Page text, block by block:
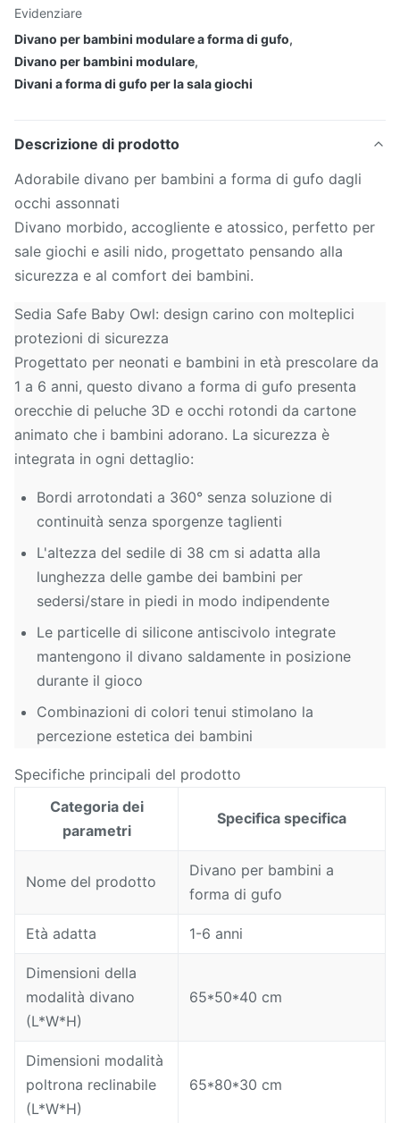
Evidenziare
Divano per bambini modulare a forma di gufo,
Divano per bambini modulare,
Divani a forma di gufo per la sala giochi
Descrizione di prodotto
Adorabile divano per bambini a forma di gufo dagli
occhi assonnati
Divano morbido, accogliente e atossico, perfetto per
sale giochi e asili nido, progettato pensando alla
sicurezza e al comfort dei bambini.
Sedia Safe Baby Owl: design carino con molteplici
protezioni di sicurezza
Progettato per neonati e bambini in età prescolare da
1 a 6 anni, questo divano a forma di gufo presenta
orecchie di peluche 3D e occhi rotondi da cartone
animato che i bambini adorano. La sicurezza è
integrata in ogni dettaglio:
Bordi arrotondati a 360° senza soluzione di
continuità senza sporgenze taglienti
L'altezza del sedile di 38 cm si adatta alla
lunghezza delle gambe dei bambini per
sedersi/stare in piedi in modo indipendente
Le particelle di silicone antiscivolo integrate
mantengono il divano saldamente in posizione
durante il gioco
Combinazioni di colori tenui stimolano la
percezione estetica dei bambini
Specifiche principali del prodotto
Categoria dei
parametri
Specifica specifica
Nome del prodotto
Divano per bambini a
forma di gufo
Età adatta 1-6 anni
Dimensioni della
modalità divano
(L*W*H)
65*50*40 cm
Dimensioni modalità
poltrona reclinabile
(L*W*H)
65*80*30 cm